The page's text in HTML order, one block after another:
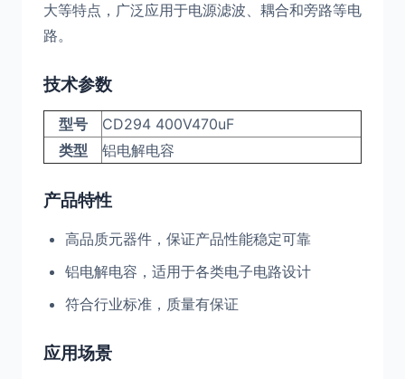
大等特点，广泛应用于电源滤波、耦合和旁路等电
路。
技术参数
型号
CD294 400V470uF
类型
铝电解电容
产品特性
高品质元器件，保证产品性能稳定可靠
铝电解电容，适用于各类电子电路设计
符合行业标准，质量有保证
应用场景